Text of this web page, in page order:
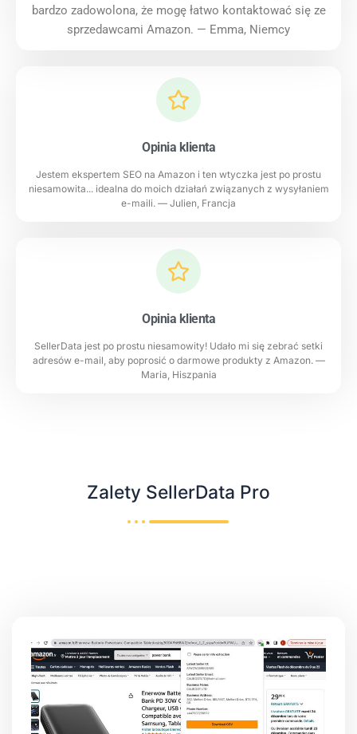
Opinia klienta
SellerData jest po prostu niesamowity! Udało mi się zebrać setki
adresów e-mail, aby poprosić o darmowe produkty z Amazon. —
Maria, Hiszpania
Opinia klienta
Jestem ekspertem SEO na Amazon i ten wtyczka jest po prostu
niesamowita... idealna do moich działań związanych z wysyłaniem
e-maili. — Julien, Francja
bardzo zadowolona, że mogę łatwo kontaktować się ze
sprzedawcami Amazon. — Emma, Niemcy
Zalety SellerData Pro